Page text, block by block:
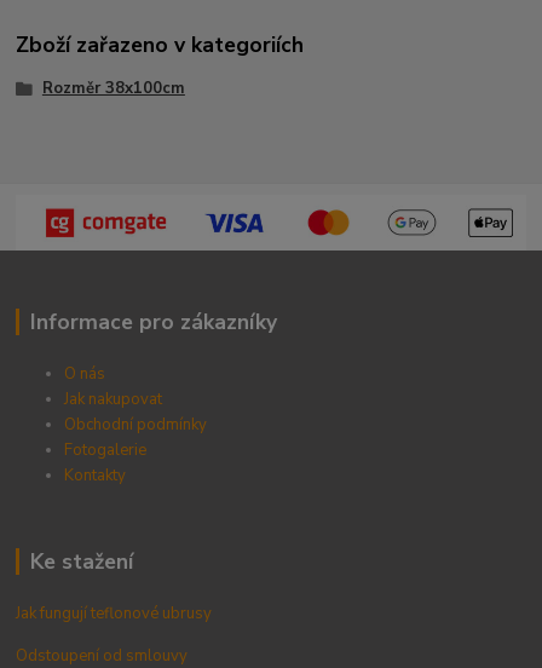
Zboží zařazeno v kategoriích
Rozměr 38x100cm
Informace pro zákazníky
O nás
Jak nakupovat
Obchodní podmínky
Fotogalerie
Kontakty
Ke stažení
Jak fungují teflonové ubrusy
Odstoupení od smlouvy